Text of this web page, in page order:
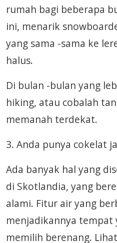
rumah bagi beberapa
ini, menarik
yang sama -sama ke
halus.
Di bulan -bulan yang
hiking, atau cobalah
memanah terdekat.
3. Anda punya cokelat
Ada banyak hal yang
di Skotlandia, yang
alami. Fitur air yang
menjadikannya tempat
memilih berenang.